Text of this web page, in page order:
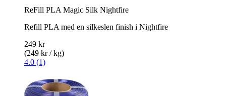
ReFill PLA Magic Silk Nightfire
Refill PLA med en silkeslen finish i Nightfire
249 kr
(249 kr / kg)
4.0 (1)